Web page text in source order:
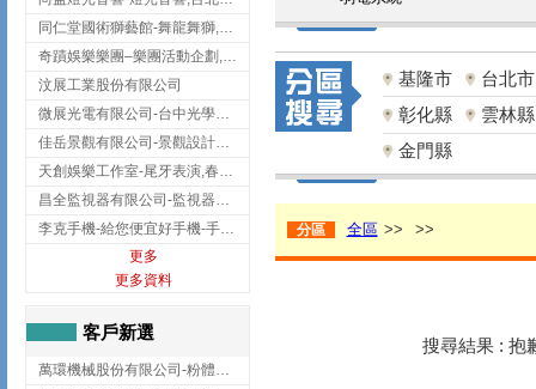
同仁堂國術獅藝館-舞龍舞獅,台中舞龍舞獅
奇蹟娛樂樂團–樂團活動企劃,台中樂團表演,台中婚禮樂團
汶展工業股份有限公司
微展光電有限公司-台中光學鍍膜,optical filter taiwan,台灣光學鍍膜
佳岳景觀有限公司-景觀設計公司,台北景觀設計,台北景觀工程,中山區景觀設計
天創娛樂工作室-尾牙表演,春酒表演,板橋尾牙表演
昌全監視器有限公司-監視器安裝,高雄監視器安裝,鳳山區監視器安裝
李克手機-給您便宜好手機-手機收購,屏東手機收購
更多
更多資料
客戶新選
萬環機械股份有限公司-粉體塗裝設備,輸送機,輸送機設備,台南輸送機
基隆市
台北市
彰化縣
雲林縣
金門縣
分區 全區 >> >>
搜尋結果 : 抱